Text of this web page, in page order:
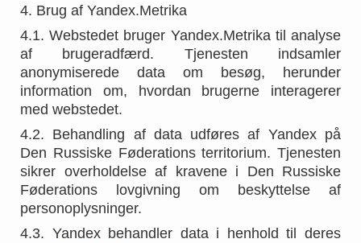
4. Brug af Yandex.Metrika
4.1. Webstedet bruger Yandex.Metrika til analyse
af brugeradfærd. Tjenesten indsamler
anonymiserede data om besøg, herunder
information om, hvordan brugerne interagerer
med webstedet.
4.2. Behandling af data udføres af Yandex på
Den Russiske Føderations territorium. Tjenesten
sikrer overholdelse af kravene i Den Russiske
Føderations lovgivning om beskyttelse af
personoplysninger.
4.3. Yandex behandler data i henhold til deres